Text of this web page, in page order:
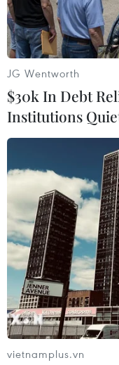
Dự án cao tốc
đoạn từ Km79-Km88
ngày 19/8.
JG Wentworth
$30k In Debt
Institutions
vietnamplus.vn